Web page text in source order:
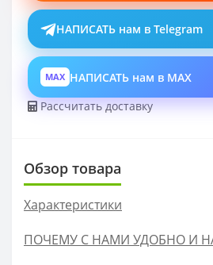
НАПИСАТЬ нам в Telegram
MAX НАПИСАТЬ нам в MAX
Рассчитать доставку
Обзор товара
Характеристики
ПОЧЕМУ С НАМИ УДОБНО И